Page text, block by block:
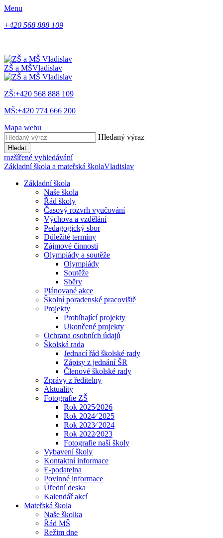
Menu
+420 568 888 109
ZŠ a MŠVladislav
ZŠ:+420 568 888 109
MŠ:+420 774 666 200
Mapa webu
Hledaný výraz
Hledat
rozšířené vyhledávání
Základní škola a mateřská školaVladislav
Základní škola
Naše škola
Řád školy
Časový rozvrh vyučování
Výchova a vzdělání
Pedagogický sbor
Důležité termíny
Zájmové činnosti
Olympiády a soutěže
Olympiády
Soutěže
Sběry
Plánované akce
Školní poradenské pracoviště
Projekty
Probíhající projekty
Ukončené projekty
Ochrana osobních údajů
Školská rada
Jednací řád školské rady
Zápisy z jednání ŠR
Členové školské rady
Zprávy z ředitelny
Aktuality
Fotografie ZŠ
Rok 2025⁄2026
Rok 2024⁄ 2025
Rok 2023⁄ 2024
Rok 2022⁄2023
Fotografie naší školy
Vybavení školy
Kontaktní informace
E-podatelna
Povinné informace
Úřední deska
Kalendář akcí
Mateřská škola
Naše školka
Řád MŠ
Režim dne